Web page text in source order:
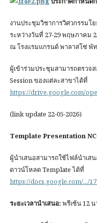
งานประชุมวิชาการวิศวกรรมโ
ระหว่างวันที่ 27-29 พฤษภาคม
ณ โรงแรมแกรนด์ พาลาสโซ่ พั
ผู้เข้าร่วมประชุมสามารถตรวจ
Session ของแต่ละสาขาได้ที่
https://drive.google.com/
(link update 22-05-2026)
Template Presentation
ผู้นำเสนอสามารถใช้ไฟล์นำเส
ดาวน์โหลด Template ได้ที่
https://docs.google.com/.../
ระยะเวลานำเสนอ: พรีเซ้น 12